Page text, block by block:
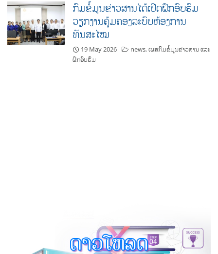
ກົມຂໍ້ມູນຂ່າວສານໄດ້ເປິດຝຶກອົບຮົມ
ວຽກງານຄຸ້ມຄອງລະບົບຫ້ອງການ
ທັນສະໄໝ
19 May 2026 news,ເພສກົມຂໍ້ມູນຂ່າວສານ ແລະ
ຝຶກອົບຮົມ